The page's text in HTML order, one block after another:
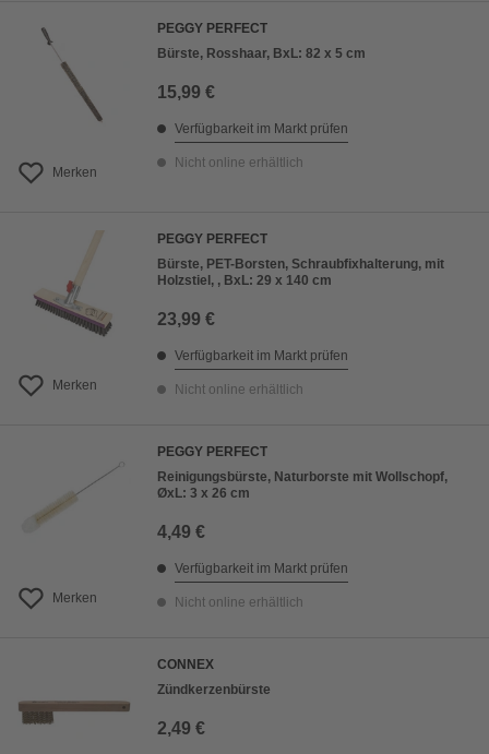
Merken
PEGGY PERFECT
Bürste, Rosshaar, BxL: 82 x 5 cm
15,99 €
Verfügbarkeit im Markt prüfen
Nicht online erhältlich
Merken
PEGGY PERFECT
Bürste, PET-Borsten, Schraubfixhalterung, mit
Holzstiel, , BxL: 29 x 140 cm
23,99 €
Verfügbarkeit im Markt prüfen
Nicht online erhältlich
Merken
PEGGY PERFECT
Reinigungsbürste, Naturborste mit Wollschopf,
ØxL: 3 x 26 cm
4,49 €
Verfügbarkeit im Markt prüfen
Nicht online erhältlich
CONNEX
Zündkerzenbürste
2,49 €